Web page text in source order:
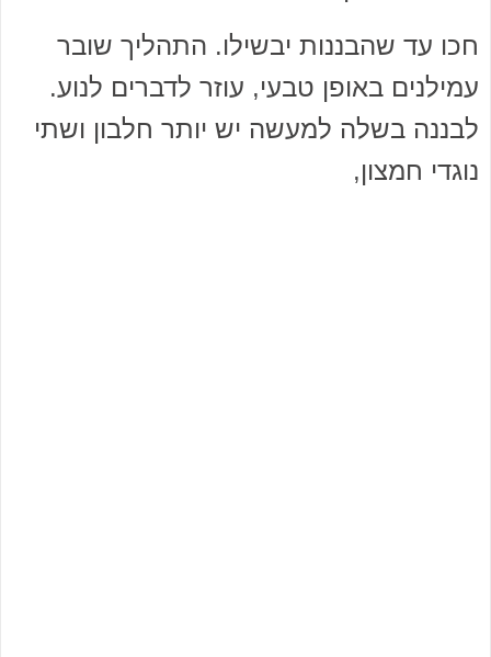
חכו עד שהבננות יבשילו. התהליך שובר
עמילנים באופן טבעי, עוזר לדברים לנוע.
לבננה בשלה למעשה יש יותר חלבון ושתי
נוגדי חמצון,